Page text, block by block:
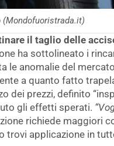
(Mondofuoristrada.it)
il taglio delle
ha sottolineato i
le anomalie del
a quanto fatto
dei prezzi, definito
gli effetti sperati.
richiede maggiori
trovi applicazione in